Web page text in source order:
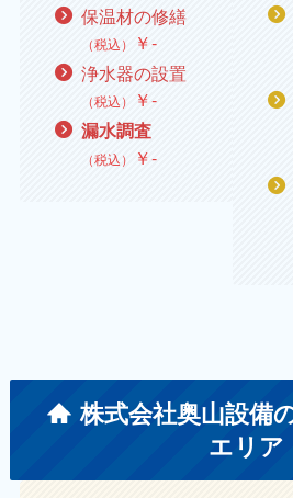
保温材の修繕
（税込） ￥‐
浄水器の設置
（税込） ￥‐
漏水調査
（税込） ￥‐
株式会社奥山設備
エリア